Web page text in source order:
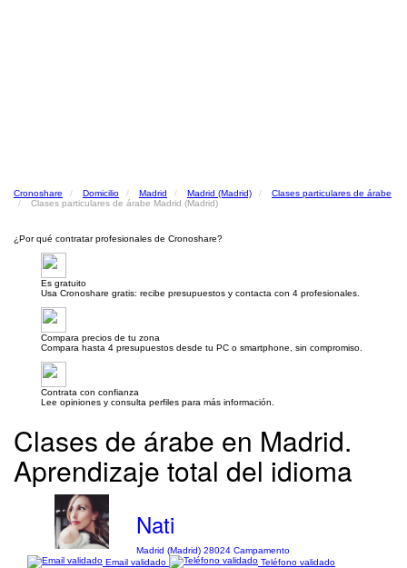
Cronoshare Domicilio Madrid Madrid (Madrid)
Clases particulares de árabe
Clases particulares de árabe Madrid (Madrid)
¿Por qué contratar profesionales de Cronoshare?
Es gratuito
Usa Cronoshare gratis: recibe presupuestos y contacta con 4 profesionales.
Compara precios de tu zona
Compara hasta 4 presupuestos desde tu PC o smartphone, sin compromiso.
Contrata con confianza
Lee opiniones y consulta perfiles para más información.
Clases de árabe en Madrid.
Aprendizaje total del idioma
Nati
Madrid (Madrid) 28024 Campamento
Email validado
Teléfono validado